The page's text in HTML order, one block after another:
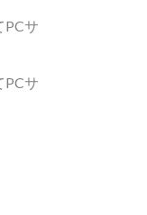
PCサ
PCサ